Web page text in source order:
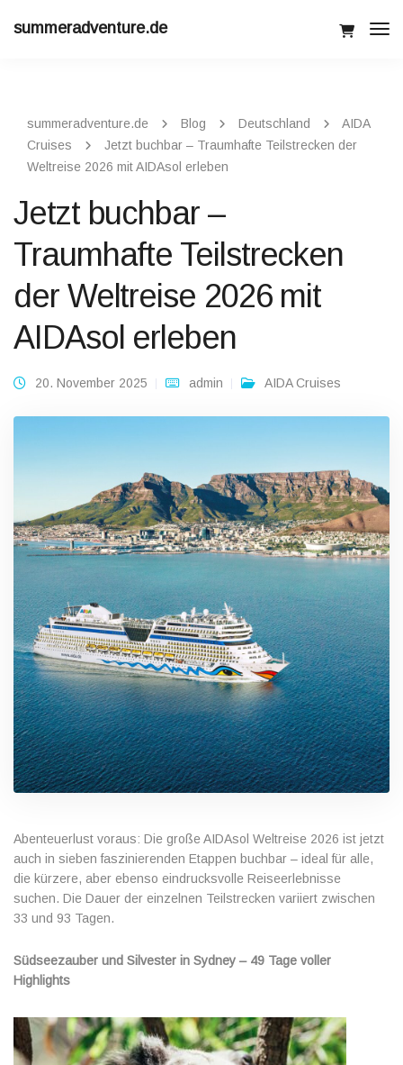
summeradventure.de
summeradventure.de Blog Deutschland
AIDA
Cruises
Jetzt buchbar – Traumhafte Teilstrecken der
Weltreise 2026 mit AIDAsol erleben
Jetzt buchbar –
Traumhafte Teilstrecken
der Weltreise 2026 mit
AIDAsol erleben
20. November 2025 admin AIDA Cruises
Abenteuerlust voraus: Die große AIDAsol Weltreise 2026 ist jetzt
auch in sieben faszinierenden Etappen buchbar – ideal für alle,
die kürzere, aber ebenso eindrucksvolle Reiseerlebnisse
suchen. Die Dauer der einzelnen Teilstrecken variiert zwischen
33 und 93 Tagen.
Südseezauber und Silvester in Sydney – 49 Tage voller
Highlights